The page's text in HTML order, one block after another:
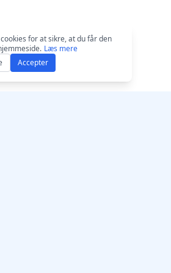
for at sikre, at du får den
Læs mere
Accepter